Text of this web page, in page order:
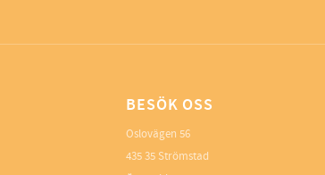
BESÖK OSS
Oslovägen 56
435 35 Strömstad